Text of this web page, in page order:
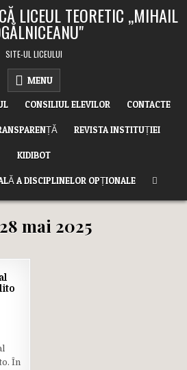
LICEUL TEORETIC ,,MIHAIL
SITE-UL LICEULUI
MENU
CONSILIUL ELEVILOR CONTACTE
REVISTA INSTITUȚIEI
KIDIBOT
A DISCIPLINELOR OPȚIONALE
28 mai 2025
MAI
În